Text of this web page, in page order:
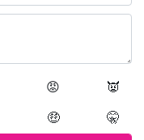
😡 👿
🤑 🤫